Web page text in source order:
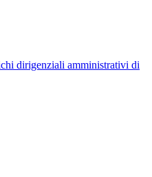
dirigenziali amministrativi di